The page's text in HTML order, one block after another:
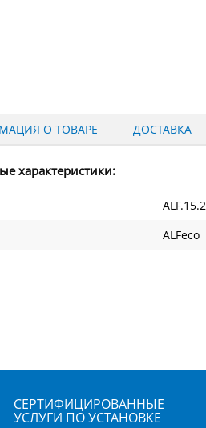
О ТОВАРЕ ДОСТАВКА
характеристики:
ALFeco
СЕРТИФИЦИРОВАННЫЕ
УСЛУГИ ПО УСТАНОВКЕ